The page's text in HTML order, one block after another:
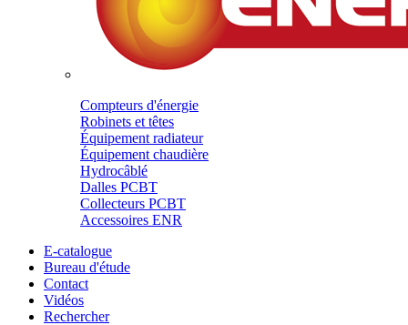
Compteurs d'énergie
Robinets et têtes
Équipement radiateur
Équipement chaudière
Hydrocâblé
Dalles PCBT
Collecteurs PCBT
Accessoires ENR
E-catalogue
Bureau d'étude
Contact
Vidéos
Rechercher